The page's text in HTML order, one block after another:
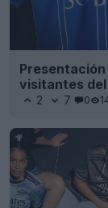
visitantes del
2 7 0